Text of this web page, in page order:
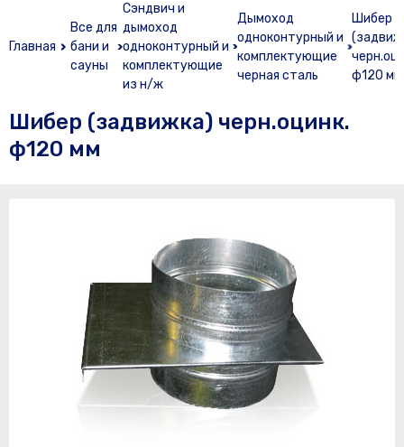
Главная
Все для
бани и
сауны
Сэндвич и
дымоход
одноконтурный и
комплектующие
из н/ж
Дымоход
одноконтурный и
комплектующие
черная сталь
Шибер
ф120 мм
Шибер (задвижка) черн.оцинк.
ф120 мм